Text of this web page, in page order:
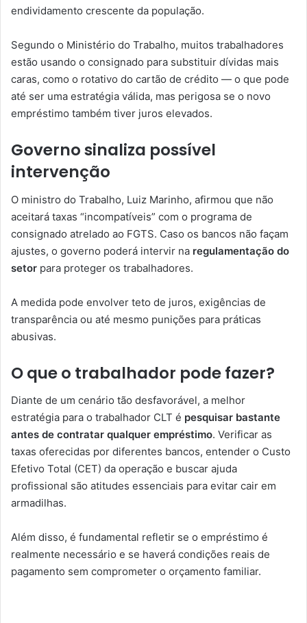
endividamento crescente da população.
Segundo o Ministério do Trabalho, muitos trabalhadores
estão usando o consignado para substituir dívidas mais
caras, como o rotativo do cartão de crédito — o que pode
até ser uma estratégia válida, mas perigosa se o novo
empréstimo também tiver juros elevados.
Governo sinaliza possível
intervenção
O ministro do Trabalho, Luiz Marinho, afirmou que não
aceitará taxas “incompatíveis” com o programa de
consignado atrelado ao FGTS. Caso os bancos não façam
ajustes, o governo poderá intervir na regulamentação do
setor para proteger os trabalhadores.
A medida pode envolver teto de juros, exigências de
transparência ou até mesmo punições para práticas
abusivas.
O que o trabalhador pode fazer?
Diante de um cenário tão desfavorável, a melhor
estratégia para o trabalhador CLT é pesquisar bastante
antes de contratar qualquer empréstimo. Verificar as
taxas oferecidas por diferentes bancos, entender o Custo
Efetivo Total (CET) da operação e buscar ajuda
profissional são atitudes essenciais para evitar cair em
armadilhas.
Além disso, é fundamental refletir se o empréstimo é
realmente necessário e se haverá condições reais de
pagamento sem comprometer o orçamento familiar.